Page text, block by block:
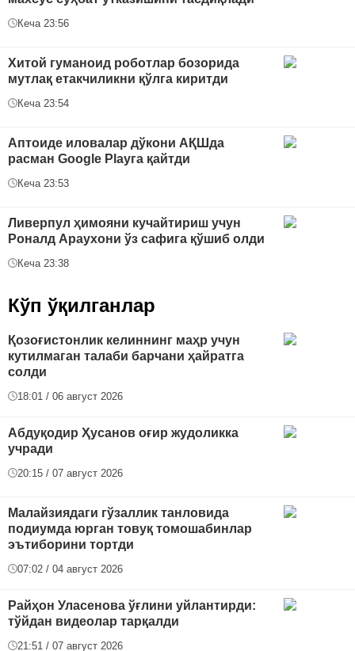
Кеча 23:56
Хитой гуманоид роботлар бозорида
мутлақ етакчиликни қўлга киритди
Кеча 23:54
Аптоиде иловалар дўкони АҚШда
расман Google Playга қайтди
Кеча 23:53
Ливерпул ҳимояни кучайтириш учун
Роналд Араухони ўз сафига қўшиб олди
Кеча 23:38
Кўп ўқилганлар
Қозоғистонлик келиннинг маҳр учун
кутилмаган талаби барчани ҳайратга
солди
18:01 / 06 август 2026
Абдуқодир Ҳусанов оғир жудоликка
учради
20:15 / 07 август 2026
Малайзиядаги гўзаллик танловида
подиумда юрган товуқ томошабинлар
эътиборини тортди
07:02 / 04 август 2026
Райҳон Уласенова ўғлини уйлантирди:
тўйдан видеолар тарқалди
21:51 / 07 август 2026